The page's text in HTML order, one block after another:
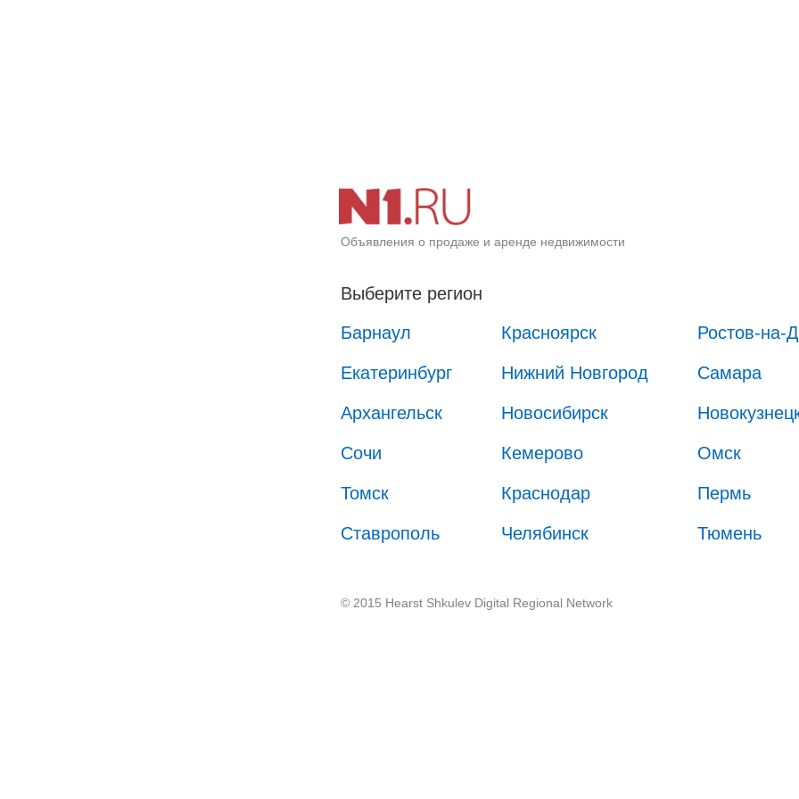
Объявления о продаже и аренде недвижимости
Выберите регион
Барнаул
Красноярск Ростов-на-
Екатеринбург Нижний Новгород Самара
Архангельск Новосибирск
Сочи Кемерово Омск
Томск Краснодар Пермь
Ставрополь Челябинск Тюмень
© 2015 Hearst Shkulev Digital Regional Network